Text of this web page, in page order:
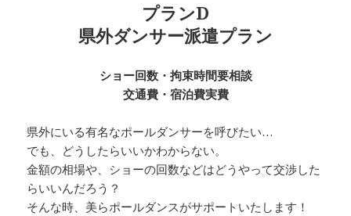
プランD
県外ダンサー派遣プラン
ショー回数・拘束時間要相談
交通費・宿泊費実費
県外にいる有名なポールダンサーを呼びたい…
でも、どうしたらいいかわからない。
金額の相場や、ショーの回数などはどうやって交渉した
らいいんだろう？
そんな時、美らポールダンスがサポートいたします！